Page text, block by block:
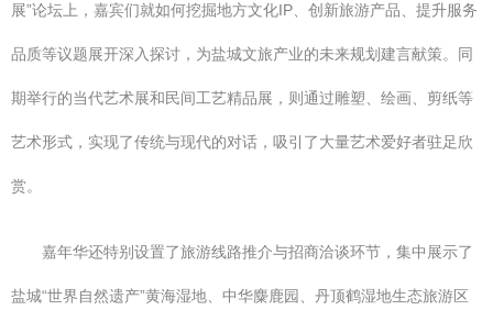
展”论坛上，嘉宾们就如何挖掘地方文化IP、创新旅游产品、提升服务
品质等议题展开深入探讨，为盐城文旅产业的未来规划建言献策。同
期举行的当代艺术展和民间工艺精品展，则通过雕塑、绘画、剪纸等
艺术形式，实现了传统与现代的对话，吸引了大量艺术爱好者驻足欣
赏。
嘉年华还特别设置了旅游线路推介与招商洽谈环节，集中展示了
盐城“世界自然遗产”黄海湿地、中华麋鹿园、丹顶鹤湿地生态旅游区